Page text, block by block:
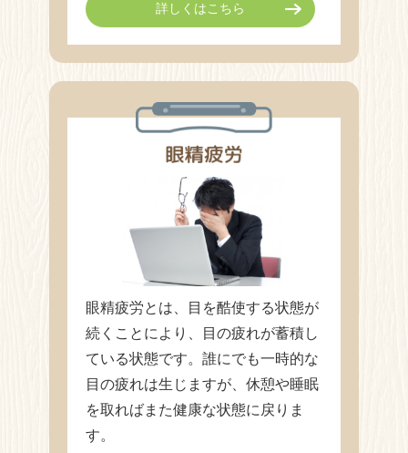
詳しくはこちら
眼精疲労とは、目を酷使する状態が
続くことにより、目の疲れが蓄積し
ている状態です。誰にでも一時的な
目の疲れは生じますが、休憩や睡眠
を取ればまた健康な状態に戻りま
す。